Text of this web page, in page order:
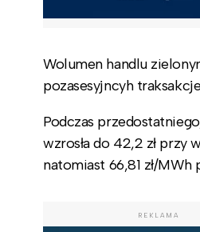
Wolumen handlu
pozasesyjncyh
Podczas
wzrosła do 42,2 zł przy
natomiast 66,81 zł/
REKLAMA